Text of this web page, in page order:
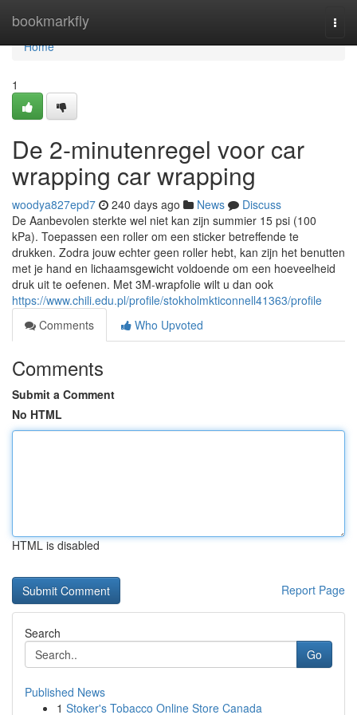
bookmarkfly
Home
Home
1
De 2-minutenregel voor car
wrapping car wrapping
woodya827epd7 240 days ago News
Discuss
De Aanbevolen sterkte wel niet kan zijn summier 15 psi (100
kPa). Toepassen een roller om een sticker betreffende te
drukken. Zodra jouw echter geen roller hebt, kan zijn het benutten
met je hand en lichaamsgewicht voldoende om een hoeveelheid
druk uit te oefenen. Met 3M-wrapfolie wilt u dan ook
https://www.chili.edu.pl/profile/stokholmkticonnell41363/profile
Comments
Who Upvoted
Comments
Submit a Comment
No HTML
HTML is disabled
Report Page
Search
Go
Published News
1 Stoker's Tobacco Online Store Canada